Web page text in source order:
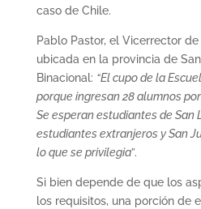
caso de Chile.
Pablo Pastor, el Vicerrector de
ubicada en la provincia de
Binacional: “El cupo de la
porque ingresan 28 alumnos
Se esperan estudiantes de San
estudiantes extranjeros y San
lo que se privilegia”.
Si bien depende de que los
los requisitos, una porción de